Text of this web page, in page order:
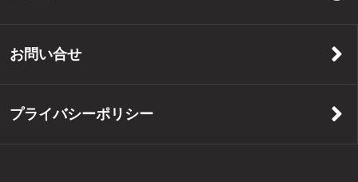
お問い合せ
プライバシーポリシー